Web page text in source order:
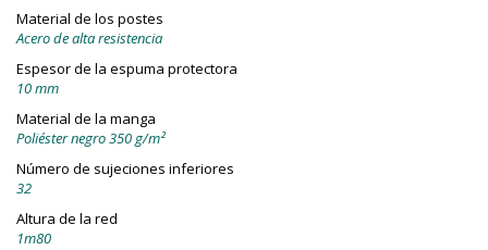
Material de los postes
Acero de alta resistencia
Espesor de la espuma protectora
10 mm
Material de la manga
Poliéster negro 350 g/m²
Número de sujeciones inferiores
32
Altura de la red
1m80